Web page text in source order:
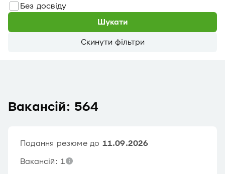
Без досвіду
Шукати
Скинути фільтри
Вакансій: 564
Подання резюме до 11.09.2026
Вакансій: 1